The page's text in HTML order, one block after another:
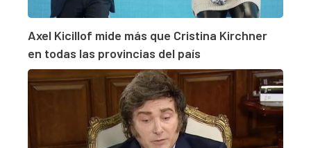
Axel Kicillof mide más que Cristina Kirchner
en todas las provincias del país